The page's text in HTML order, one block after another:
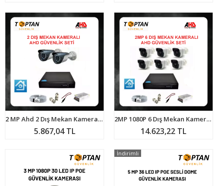
2 MP Ahd 2 Dış Mekan Kameralı Güvenlik Seti ARNA-7122
5.867,04 TL
2MP 1080P 6 Dış Mekan Kameralı Ahd Güvenlik Seti ARNA-7146
14.623,22 TL
İndirimli